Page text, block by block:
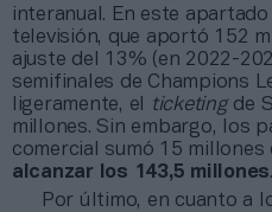
interanual. En este
televisión, que aportó 152
ajuste del 13% (en 2022-
semifinales de Champions
ligeramente, el
ticketingde
millones. Sin embargo, los
comercial sumó 15
alcanzar los 143,5 millones.
Por último, en cuanto a